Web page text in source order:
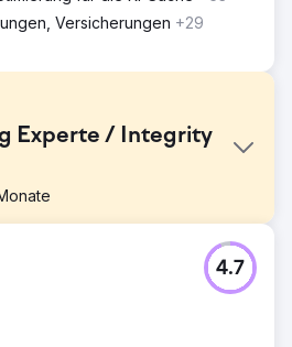
Versicherungen +29
Experte / Integrity
hat uns die Aufgabe
Experte für Rohrerneuerungen
zu werden.
4.7